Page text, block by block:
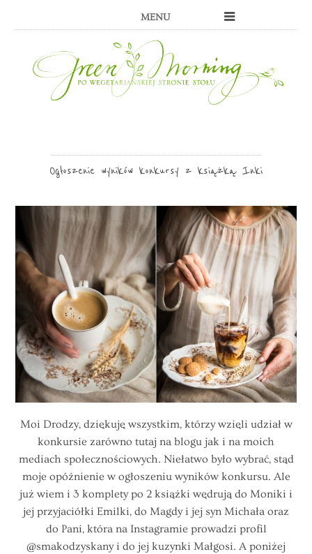
MENU
Ogłoszenie wyników konkursy z książką Inki
Moi Drodzy, dziękuję wszystkim, którzy wzięli udział w
konkursie zarówno tutaj na blogu jak i na moich
mediach społecznościowych. Niełatwo było wybrać, stąd
moje opóźnienie w ogłoszeniu wyników konkursu. Ale
już wiem i 3 komplety po 2 książki wędrują do Moniki i
jej przyjaciółki Emilki, do Magdy i jej syn Michała oraz
do Pani, która na Instagramie prowadzi profil
@smakodzyskany i do jej kuzynki Małgosi. A poniżej